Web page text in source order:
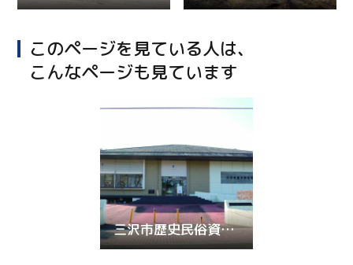
このページを見ている人は、
こんなページも見ています
三沢市歴史民俗資料館